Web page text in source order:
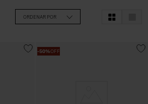
ORDENAR POR
-50%OFF